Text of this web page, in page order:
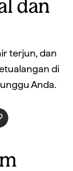
dan
terjun, dan
di
Anda.